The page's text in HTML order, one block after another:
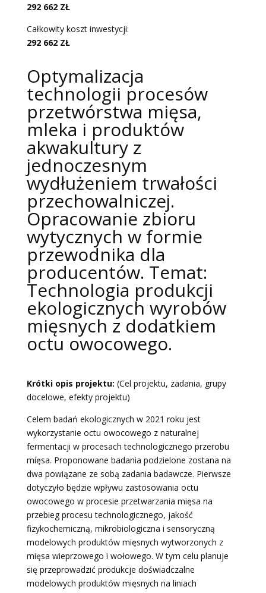
292 662 ZŁ
Całkowity koszt inwestycji:
292 662 ZŁ
Optymalizacja
technologii procesów
przetwórstwa mięsa,
mleka i produktów
akwakultury z
jednoczesnym
wydłużeniem trwałości
przechowalniczej.
Opracowanie zbioru
wytycznych w formie
przewodnika dla
producentów. Temat:
Technologia produkcji
ekologicznych wyrobów
mięsnych z dodatkiem
octu owocowego.
Krótki opis projektu: (Cel projektu, zadania, grupy
docelowe, efekty projektu)
Celem badań ekologicznych w 2021 roku jest
wykorzystanie octu owocowego z naturalnej
fermentacji w procesach technologicznego przerobu
mięsa. Proponowane badania podzielone zostana na
dwa powiązane ze sobą zadania badawcze. Pierwsze
dotyczyło będzie wpływu zastosowania octu
owocowego w procesie przetwarzania mięsa na
przebieg procesu technologicznego, jakość
fizykochemiczną, mikrobiologiczna i sensoryczną
modelowych produktów mięsnych wytworzonych z
mięsa wieprzowego i wołowego. W tym celu planuje
się przeprowadzić produkcje doświadczalne
modelowych produktów mięsnych na liniach